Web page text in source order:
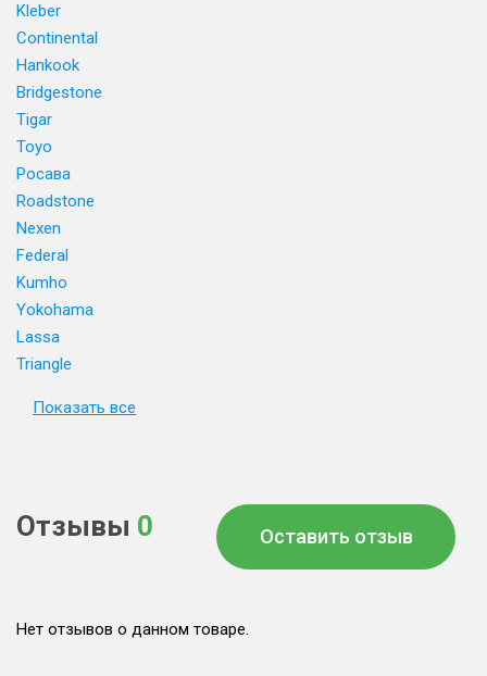
Kleber
Continental
Hankook
Bridgestone
Tigar
Toyo
Росава
Roadstone
Nexen
Federal
Kumho
Yokohama
Lassa
Triangle
Показать все
Отзывы 0 Оставить отзыв
Нет отзывов о данном товаре.